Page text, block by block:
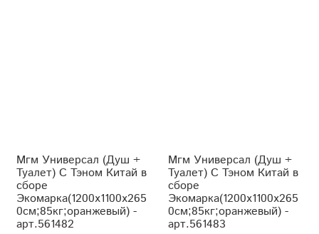
Мгм Универсал (Душ +
Туалет) С Тэном Китай в
сборе
Экомарка(1200x1100x265
0см;85кг;оранжевый) -
арт.561482
Мгм Универсал (Душ +
Туалет) С Тэном Китай в
сборе
Экомарка(1200x1100x265
0см;85кг;оранжевый) -
арт.561483